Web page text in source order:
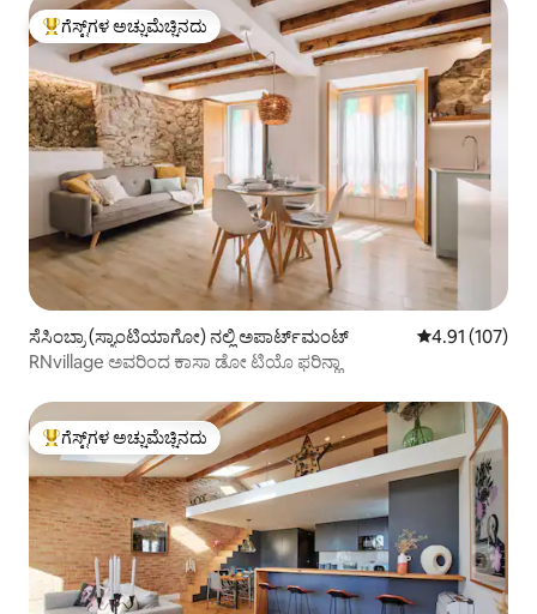
ಗೆಸ್ಟ್‌ಗಳಿಗೆ ಅತಿ ಹೆಚ್ಚು ಅಚ್ಚುಮೆಚ್ಚಿನದು
ಗೆಸ್ಟ್‌ಗಳ ಅಚ್ಚುಮೆಚ್ಚಿನದು
ಸೆಸಿಂಬ್ರಾ (ಸ್ಯಾಂಟಿಯಾಗೋ) ನಲ್ಲಿ ಅಪಾರ್ಟ್‌ಮಂಟ್ 5 ರಲ್ಲಿ 4.91
4.91 (107)
RNvillage ಅವರಿಂದ ಕಾಸಾ ಡೋ ಟಿಯೊ ಫರಿನ್ಹಾ
ಗೆಸ್ಟ್‌ಗಳಿಗೆ ಅತಿ ಹೆಚ್ಚು ಅಚ್ಚುಮೆಚ್ಚಿನದು
ಗೆಸ್ಟ್‌ಗಳ ಅಚ್ಚುಮೆಚ್ಚಿನದು